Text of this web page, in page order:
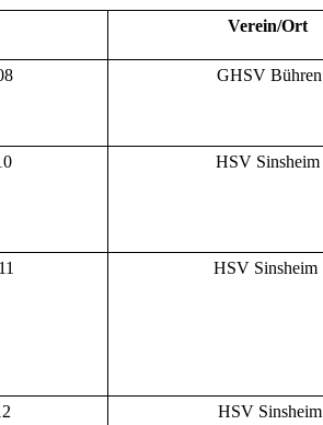
Verein/Ort
GHSV Bühren
HSV Sinsheim
HSV Sinsheim
HSV Sinsheim